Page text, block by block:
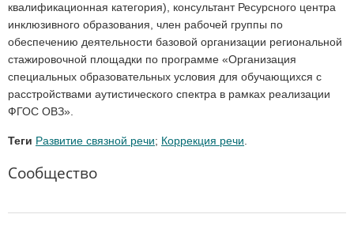
квалификационная категория), консультант Ресурсного центра
инклюзивного образования, член рабочей группы по
обеспечению деятельности базовой организации региональной
стажировочной площадки по программе «Организация
специальных образовательных условия для обучающихся с
расстройствами аутистического спектра в рамках реализации
ФГОС ОВЗ».
Теги Развитие связной речи; Коррекция речи
Сообщество